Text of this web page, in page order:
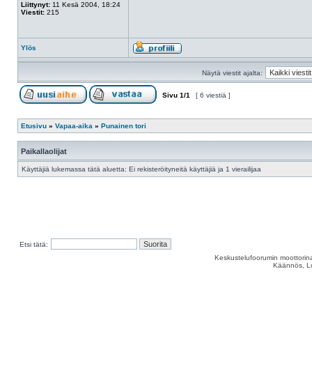
Liittynyt: 11 Kesä 2004, 18:24
Viestit: 215
Ylös
Näytä viestit ajalta:
Sivu 1/1 [ 6 viestiä ]
Etusivu » Vapaa-aika » Punainen tori
Paikallaolijat
Käyttäjiä lukemassa tätä aluetta: Ei rekisteröityneitä käyttäjiä ja 1 vierailijaa
Etsi tätä:
Keskustelufoorumin
Käännös,